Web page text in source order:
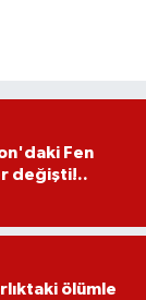
Fen
değişti!..
ölümle